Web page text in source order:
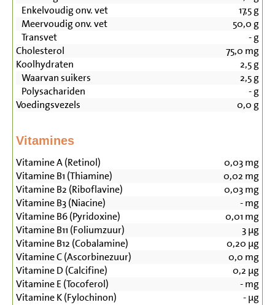
Enkelvoudig onv. vet
17,5g
Meervoudig onv. vet
50,0 g
Transvet
-g
Cholesterol
75,0 mg
Koolhydraten
2,5g
Waarvan suikers
2,5g
Polysachariden
-g
Voedingsvezels
0,0 g
Vitamines
Vitamine A (Retinol) 0,03mg
Vitamine B1 (Thiamine)
0,02 mg
Vitamine B2 (Riboflavine)
0,03mg
Vitamine B3 (Niacine)
-mg
Vitamine B6 (Pyridoxine)
0,01 mg
Vitamine B11 (Foliumzuur)
3µg
Vitamine B12 (Cobalamine)
0,20 µg
Vitamine C (Ascorbinezuur)
0,0 mg
Vitamine D (Calcifine)
0,2 µg
Vitamine E (Tocoferol)
-mg
Vitamine K (Fylochinon)
-µg